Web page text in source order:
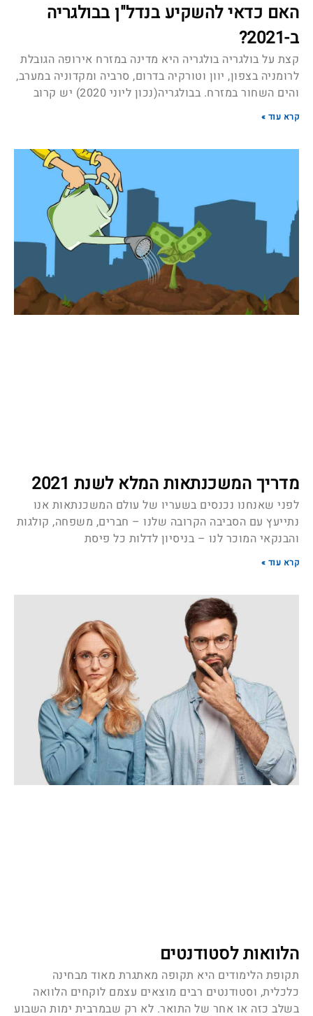
האם כדאי להשקיע בנדל"ן בבולגריה
ב-2021?
קצת על בולגריה בולגריה היא מדינה במזרח אירופה הגובלת
לרומניה בצפון, יוון וטורקיה בדרום, סרביה ומקדוניה במערב,
והים השחור במזרח. בבולגריה(נכון ליוני 2020) יש קרוב
קרא עוד »
מדריך המשכנתאות המלא לשנת 2021
לפני שאנחנו נכנסים בשעריו של עולם המשכנתאות אנו
נתייעץ עם הסביבה הקרובה שלנו – חברים, משפחה, קולגות
והבנקאי המוכר לנו – בניסיון לדלות כל פיסת
קרא עוד »
הלוואות לסטודנטים
תקופת הלימודים היא תקופה מאתגרת מאוד מבחינה
כלכלית, וסטודנטים רבים מוצאים עצמם לוקחים הלוואה
בשלב כזה או אחר של התואר. לא רק שבמרבית ימות השבוע